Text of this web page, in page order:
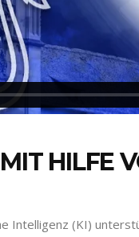
HILFE
Intelligenz (KI)